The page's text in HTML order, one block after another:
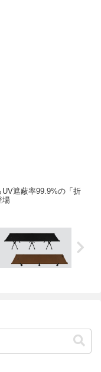
UV遮蔽率99.9%の「折
場